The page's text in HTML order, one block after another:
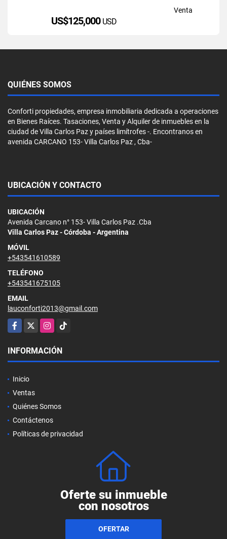
Venta
US$125,000 USD
QUIÉNES SOMOS
Conforti propiedades, empresa inmobiliaria dedicada a operaciones
en Bienes Raíces. Tasaciones, Venta y Alquiler de inmuebles en la
ciudad de Villa Carlos Paz y países limítrofes -. Encontranos en
avenida CARCANO 153- Villa Carlos Paz , Cba-
UBICACIÓN Y CONTACTO
UBICACIÓN
Avenida Carcano n° 153- Villa Carlos Paz .Cba
Villa Carlos Paz - Córdoba - Argentina
MÓVIL
+543541610589
TELÉFONO
+543541675105
EMAIL
lauconforti2013@gmail.com
Facebook
X Instagram
TikTok
INFORMACIÓN
Inicio
Ventas
Quiénes Somos
Contáctenos
Políticas de privacidad
Oferte su inmueble
con nosotros
OFERTAR